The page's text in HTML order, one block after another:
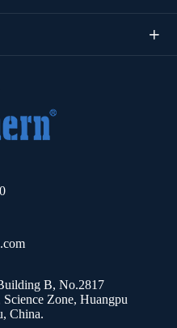

B, No.2817
Zone, Huangpu
China.